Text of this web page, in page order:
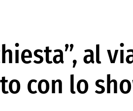
al
con lo